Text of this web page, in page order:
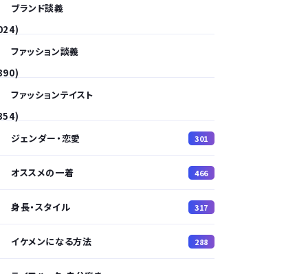
ブランド談義
ファッション談義
ファッションテイスト
ジェンダー・恋愛
301
オススメの一着 466
身長・スタイル 317
イケメンになる方法 288